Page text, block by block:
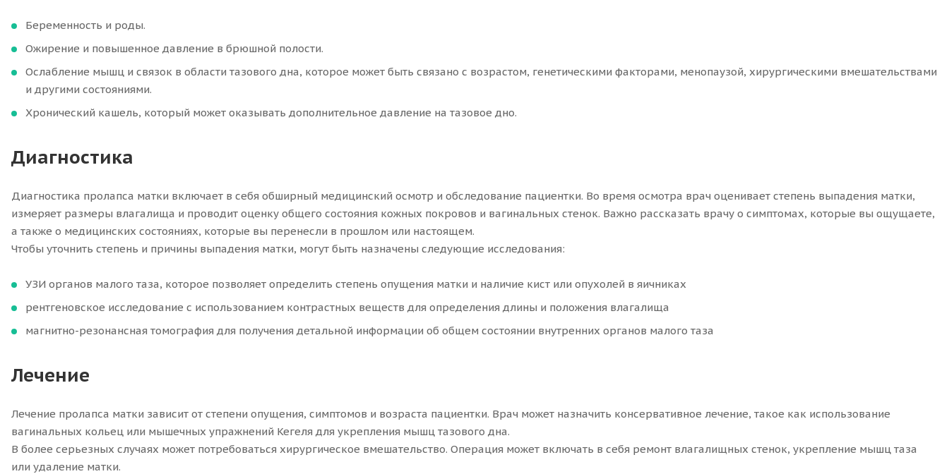
Беременность и роды.
Ожирение и повышенное давление в брюшной полости.
Ослабление мышц и связок в области тазового дна, которое может быть связано с возрастом, генетическими факторами, менопаузой, хирургическими вмешательствами
и другими состояниями.
Хронический кашель, который может оказывать дополнительное давление на тазовое дно.
Диагностика
Диагностика пролапса матки включает в себя обширный медицинский осмотр и обследование пациентки. Во время осмотра врач оценивает степень выпадения матки,
измеряет размеры влагалища и проводит оценку общего состояния кожных покровов и вагинальных стенок. Важно рассказать врачу о симптомах, которые вы ощущаете,
а также о медицинских состояниях, которые вы перенесли в прошлом или настоящем.
Чтобы уточнить степень и причины выпадения матки, могут быть назначены следующие исследования:
УЗИ органов малого таза, которое позволяет определить степень опущения матки и наличие кист или опухолей в яичниках
рентгеновское исследование с использованием контрастных веществ для определения длины и положения влагалища
магнитно-резонансная томография для получения детальной информации об общем состоянии внутренних органов малого таза
Лечение
Лечение пролапса матки зависит от степени опущения, симптомов и возраста пациентки. Врач может назначить консервативное лечение, такое как использование
вагинальных кольец или мышечных упражнений Кегеля для укрепления мышц тазового дна.
В более серьезных случаях может потребоваться хирургическое вмешательство. Операция может включать в себя ремонт влагалищных стенок, укрепление мышц таза
или удаление матки.